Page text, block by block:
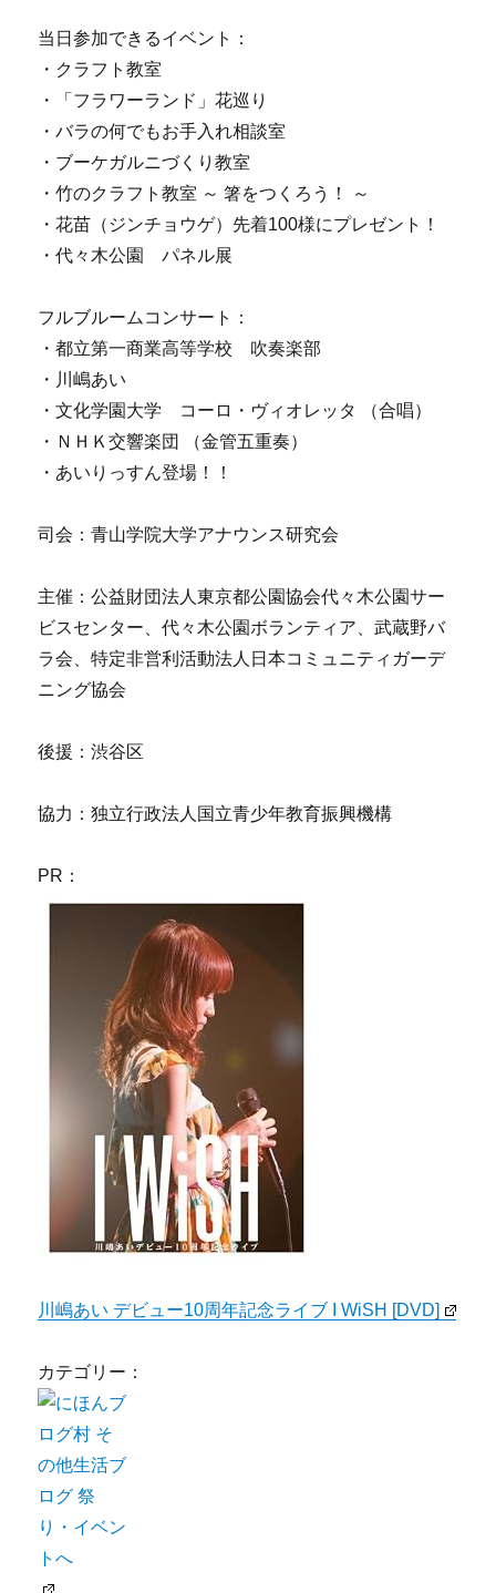
当日参加できるイベント：
・クラフト教室
・「フラワーランド」花巡り
・バラの何でもお手入れ相談室
・ブーケガルニづくり教室
・竹のクラフト教室 ～ 箸をつくろう！ ～
・花苗（ジンチョウゲ）先着100様にプレゼント！
・代々木公園 パネル展
フルブルームコンサート：
・都立第一商業高等学校 吹奏楽部
・川嶋あい
・文化学園大学 コーロ・ヴィオレッタ （合唱）
・ＮＨＫ交響楽団 （金管五重奏）
・あいりっすん登場！！
司会：青山学院大学アナウンス研究会
主催：公益財団法人東京都公園協会代々木公園サー
ビスセンター、代々木公園ボランティア、武蔵野バ
ラ会、特定非営利活動法人日本コミュニティガーデ
ニング協会
後援：渋谷区
協力：独立行政法人国立青少年教育振興機構
PR：
川嶋あい デビュー10周年記念ライブ I WiSH [DVD]
カテゴリー：